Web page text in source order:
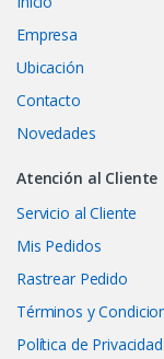
Empresa
Ubicación
Contacto
Novedades
Atención al Cliente
Servicio al Cliente
Mis Pedidos
Rastrear Pedido
Términos y
Política de Privacidad